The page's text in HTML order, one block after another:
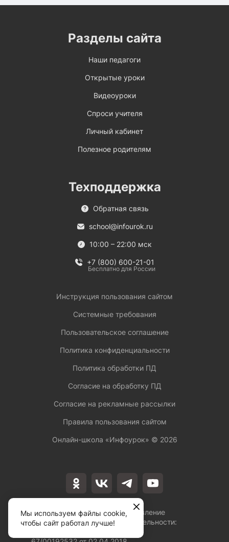
Лицензия на осуществление
образовательной деятельности:
Разделы сайта
Наши педагоги
Открытые уроки
Видеоуроки
Спроси учителя
Личный кабинет
Полезное родителям
Техподдержка
Обратная связь
school@infourok.ru
10:00 – 22:00 мск
+7 (800) 600-21-01
Бесплатно для России
Инструкция пользования сайтом
Системные требования
Пользовательское соглашение
Политика конфиденциальности
Политика обработки ПД
Согласие на обработку ПД
Согласие на рекламные рассылки
Правила пользования сайтом
Онлайн-школа «Инфоурок» © 2026
Мы используем файлы cookie,
чтобы сайт работал лучше!